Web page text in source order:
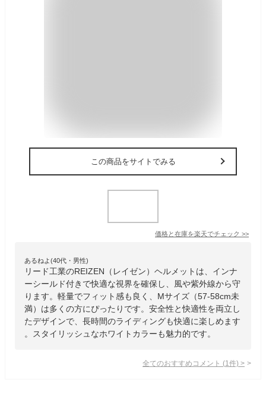
この商品をサイトでみる
価格と在庫を楽天でチェック >>
あるねよ(40代・男性)
リード工業のREIZEN（レイゼン）ヘルメットは、インナ
ーシールド付きで快適な視界を確保し、風や紫外線から守
ります。軽量でフィット感も良く、Mサイズ（57-58cm未
満）は多くの方にぴったりです。安全性と快適性を両立し
たデザインで、長時間のライディングも快適に楽しめます
。スタイリッシュなホワイトカラーも魅力的です。
全てのおすすめコメント (1 件) >